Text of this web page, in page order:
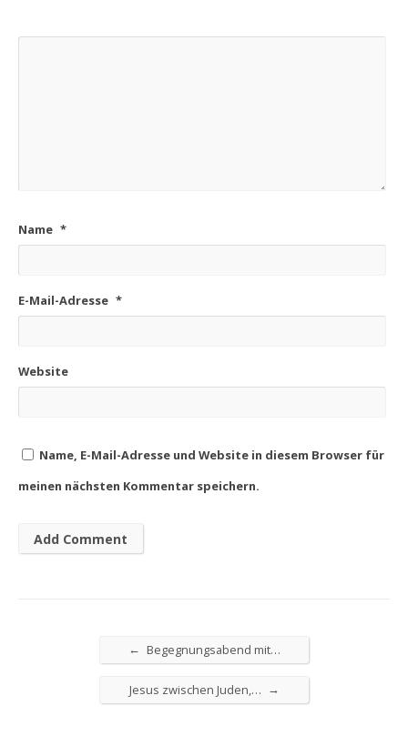
Name *
E-Mail-Adresse *
Website
Name, E-Mail-Adresse und Website in diesem Browser für
meinen nächsten Kommentar speichern.
← Begegnungsabend mit…
Jesus zwischen Juden,… →